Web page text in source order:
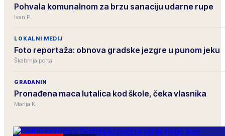
Pohvala komunalnom za brzu sanaciju udarne rupe
Ivan P.
LOKALNI MEDIJ
Foto reportaža: obnova gradske jezgre u punom jeku
Škabrnja portal
GRAĐANIN
Pronađena maca lutalica kod škole, čeka vlasnika
Marija K.